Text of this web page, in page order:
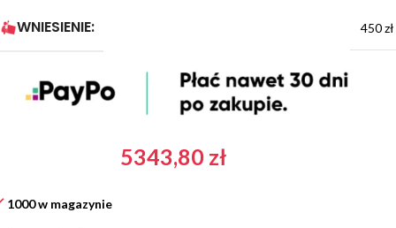
WNIESIENIE: 450 zł
5343,80 zł
1000 w magazynie